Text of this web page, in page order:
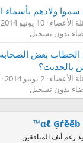
سموا ولادهم بأسماء
الأعضاء 10 يونيو 2014
بدون تسجيل
بعض الصحابة
بالحديث؟
الأعضاء 2 يونيو 2014
بدون تسجيل
™αℓ
رغم أنف المنافقين